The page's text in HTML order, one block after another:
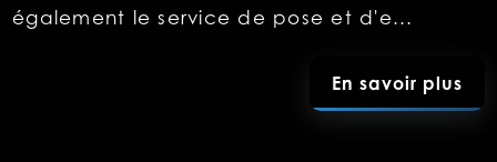
également le service de pose et d'e...
En savoir plus